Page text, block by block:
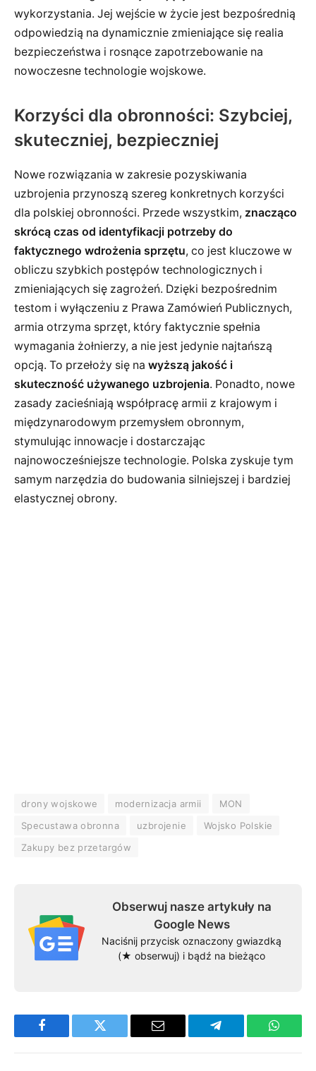
wykorzystania. Jej wejście w życie jest bezpośrednią
odpowiedzią na dynamicznie zmieniające się realia
bezpieczeństwa i rosnące zapotrzebowanie na
nowoczesne technologie wojskowe.
Korzyści dla obronności: Szybciej,
skuteczniej, bezpieczniej
Nowe rozwiązania w zakresie pozyskiwania
uzbrojenia przynoszą szereg konkretnych korzyści
dla polskiej obronności. Przede wszystkim, znacząco
skrócą czas od identyfikacji potrzeby do
faktycznego wdrożenia sprzętu, co jest kluczowe w
obliczu szybkich postępów technologicznych i
zmieniających się zagrożeń. Dzięki bezpośrednim
testom i wyłączeniu z Prawa Zamówień Publicznych,
armia otrzyma sprzęt, który faktycznie spełnia
wymagania żołnierzy, a nie jest jedynie najtańszą
opcją. To przełoży się na wyższą jakość i
skuteczność używanego uzbrojenia. Ponadto, nowe
zasady zacieśniają współpracę armii z krajowym i
międzynarodowym przemysłem obronnym,
stymulując innowacje i dostarczając
najnowocześniejsze technologie. Polska zyskuje tym
samym narzędzia do budowania silniejszej i bardziej
elastycznej obrony.
drony wojskowe modernizacja armii
MON
Specustawa obronna
uzbrojenie
Wojsko Polskie
Zakupy bez przetargów
Obserwuj nasze artykuły na
Google News
Naciśnij przycisk oznaczony gwiazdką
(★ obserwuj) i bądź na bieżąco
Facebook Twitter Email Telegram